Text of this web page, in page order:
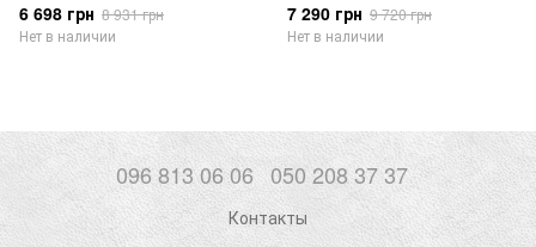
6 698 грн 8 931 грн
Нет в наличии
7 290 грн 9 720 грн
Нет в наличии
096 813 06 06 050 208 37 37
Контакты